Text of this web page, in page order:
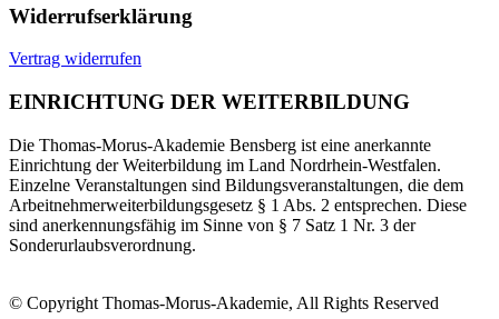
Widerrufserklärung
Vertrag widerrufen
EINRICHTUNG DER WEITERBILDUNG
Die Thomas-Morus-Akademie Bensberg ist eine anerkannte
Einrichtung der Weiterbildung im Land Nordrhein-Westfalen.
Einzelne Veranstaltungen sind Bildungsveranstaltungen, die dem
Arbeitnehmerweiterbildungsgesetz § 1 Abs. 2 entsprechen. Diese
sind anerkennungsfähig im Sinne von § 7 Satz 1 Nr. 3 der
Sonderurlaubsverordnung.
© Copyright Thomas-Morus-Akademie, All Rights Reserved